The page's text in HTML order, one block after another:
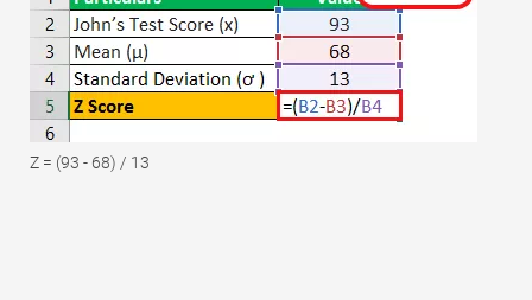
Z = (93 - 68) / 13